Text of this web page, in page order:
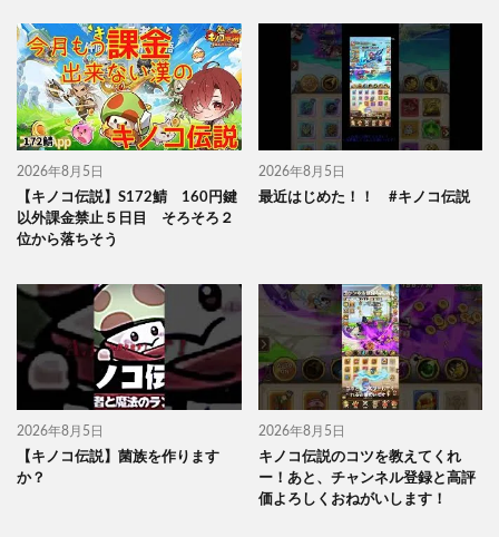
2026年8月5日
【キノコ伝説】S172鯖 160円鍵
以外課金禁止５日目 そろそろ２
位から落ちそう
2026年8月5日
最近はじめた！！ #キノコ伝説
2026年8月5日
【キノコ伝説】菌族を作ります
か？
2026年8月5日
キノコ伝説のコツを教えてくれ
ー！あと、チャンネル登録と高評
価よろしくおねがいします！